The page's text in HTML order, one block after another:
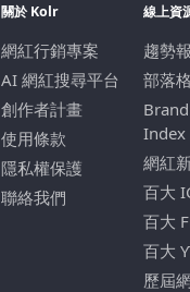
關於 Kolr
網紅行銷專案
AI 網紅搜尋平台
創作者計畫
使用條款
隱私權保護
聯絡我們
線上資
趨勢
部落格
Index
網紅
百大
百大
百大
歷屆